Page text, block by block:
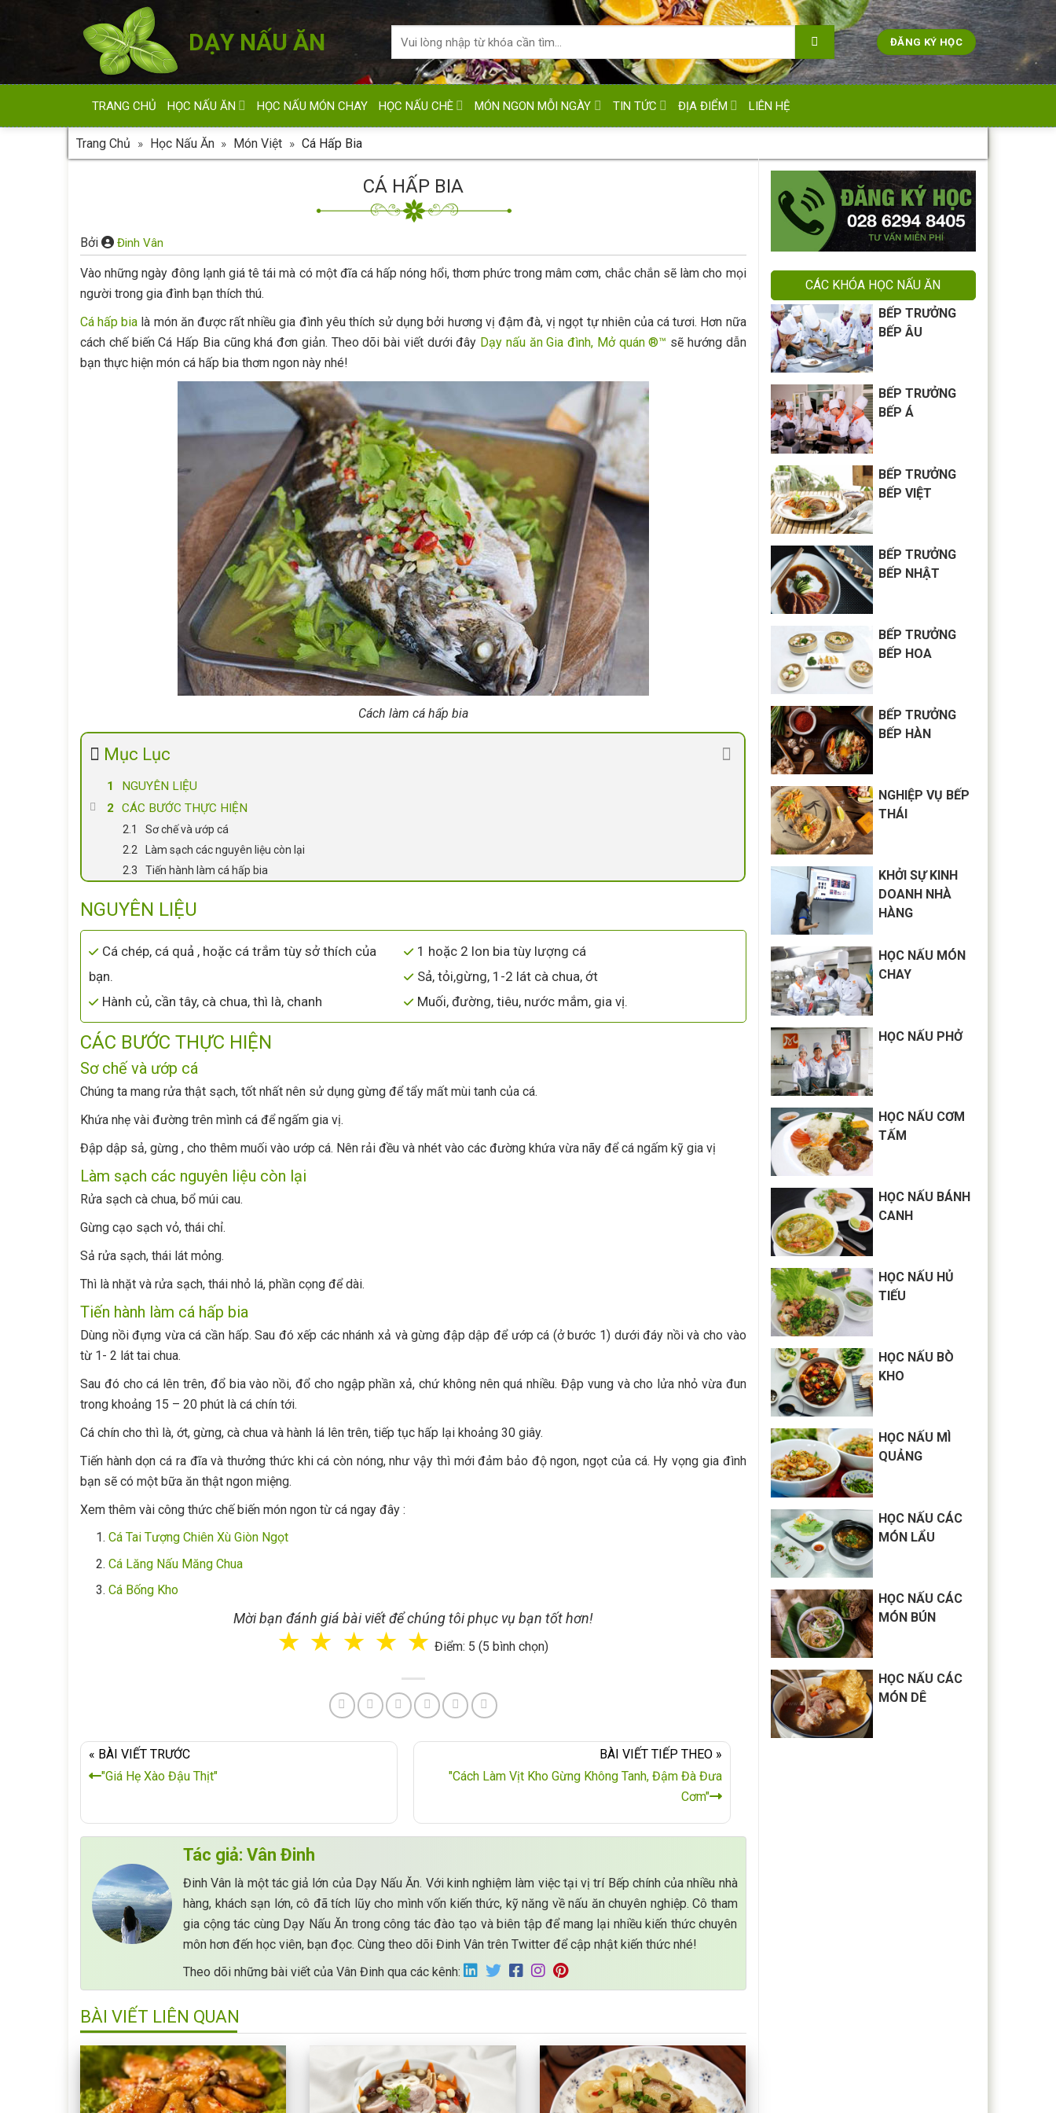
DẠY NẤU ĂN ĐĂNG KÝ HỌC
TRANG CHỦ HỌC NẤU ĂN HỌC NẤU MÓN CHAY HỌC NẤU CHÈ MÓN NGON MỖI NGÀY TIN TỨC ĐỊA ĐIỂM LIÊN HỆ
Trang Chủ » Học Nấu Ăn » Món Việt » Cá Hấp Bia
CÁ HẤP BIA
Bởi Đinh Vân
Vào những ngày đông lạnh giá tê tái mà có một đĩa cá hấp nóng hổi, thơm phức trong mâm cơm, chắc chắn sẽ làm cho mọi
người trong gia đình bạn thích thú.
Cá hấp bia là món ăn được rất nhiều gia đình yêu thích sử dụng bởi hương vị đậm đà, vị ngọt tự nhiên của cá tươi. Hơn nữa
cách chế biến Cá Hấp Bia cũng khá đơn giản. Theo dõi bài viết dưới đây Dạy nấu ăn Gia đình, Mở quán ®™ sẽ hướng dẫn
bạn thực hiện món cá hấp bia thơm ngon này nhé!
Cách làm cá hấp bia
Mục Lục
NGUYÊN LIỆU
CÁC BƯỚC THỰC HIỆN
Sơ chế và ướp cá
Làm sạch các nguyên liệu còn lại
Tiến hành làm cá hấp bia
NGUYÊN LIỆU
Cá chép, cá quả , hoặc cá trắm tùy sở thích của
bạn.
1 hoặc 2 lon bia tùy lượng cá
Sả, tỏi,gừng, 1-2 lát cà chua, ớt
Hành củ, cần tây, cà chua, thì là, chanh
Muối, đường, tiêu, nước mắm, gia vị.
CÁC BƯỚC THỰC HIỆN
Sơ chế và ướp cá
Chúng ta mang rửa thật sạch, tốt nhất nên sử dụng gừng để tẩy mất mùi tanh của cá.
Khứa nhẹ vài đường trên mình cá để ngấm gia vị.
Đập dập sả, gừng , cho thêm muối vào ướp cá. Nên rải đều và nhét vào các đường khứa vừa nãy để cá ngấm kỹ gia vị
Làm sạch các nguyên liệu còn lại
Rửa sạch cà chua, bổ múi cau.
Gừng cạo sạch vỏ, thái chỉ.
Sả rửa sạch, thái lát mỏng.
Thì là nhặt và rửa sạch, thái nhỏ lá, phần cọng để dài.
Tiến hành làm cá hấp bia
Dùng nồi đựng vừa cá cần hấp. Sau đó xếp các nhánh xả và gừng đập dập để ướp cá (ở bước 1) dưới đáy nồi và cho vào
từ 1- 2 lát tai chua.
Sau đó cho cá lên trên, đổ bia vào nồi, đổ cho ngập phần xả, chứ không nên quá nhiều. Đập vung và cho lửa nhỏ vừa đun
trong khoảng 15 – 20 phút là cá chín tới.
Cá chín cho thì là, ớt, gừng, cà chua và hành lá lên trên, tiếp tục hấp lại khoảng 30 giây.
Tiến hành dọn cá ra đĩa và thưởng thức khi cá còn nóng, như vậy thì mới đảm bảo độ ngon, ngọt của cá. Hy vọng gia đình
bạn sẽ có một bữa ăn thật ngon miệng.
Xem thêm vài công thức chế biến món ngon từ cá ngay đây :
Cá Tai Tượng Chiên Xù Giòn Ngọt
Cá Lăng Nấu Măng Chua
Cá Bống Kho
Mời bạn đánh giá bài viết để chúng tôi phục vụ bạn tốt hơn!
☆
☆
☆
☆
☆ Điểm: 5 (5 bình chọn)
« BÀI VIẾT TRƯỚC
"Giá Hẹ Xào Đậu Thịt"
BÀI VIẾT TIẾP THEO »
"Cách Làm Vịt Kho Gừng Không Tanh, Đậm Đà Đưa
Cơm"
Tác giả: Vân Đinh
Đinh Vân là một tác giả lớn của Dạy Nấu Ăn. Với kinh nghiệm làm việc tại vị trí Bếp chính của nhiều nhà
hàng, khách sạn lớn, cô đã tích lũy cho mình vốn kiến thức, kỹ năng về nấu ăn chuyên nghiệp. Cô tham
gia cộng tác cùng Dạy Nấu Ăn trong công tác đào tạo và biên tập để mang lại nhiều kiến thức chuyên
môn hơn đến học viên, bạn đọc. Cùng theo dõi Đinh Vân trên Twitter để cập nhật kiến thức nhé!
Theo dõi những bài viết của Vân Đinh qua các kênh:
BÀI VIẾT LIÊN QUAN
CÁC KHÓA HỌC NẤU ĂN
BẾP TRƯỞNG
BẾP ÂU
BẾP TRƯỞNG
BẾP Á
BẾP TRƯỞNG
BẾP VIỆT
BẾP TRƯỞNG
BẾP NHẬT
BẾP TRƯỞNG
BẾP HOA
BẾP TRƯỞNG
BẾP HÀN
NGHIỆP VỤ BẾP
THÁI
KHỞI SỰ KINH
DOANH NHÀ
HÀNG
HỌC NẤU MÓN
CHAY
HỌC NẤU PHỞ
HỌC NẤU CƠM
TẤM
HỌC NẤU BÁNH
CANH
HỌC NẤU HỦ
TIẾU
HỌC NẤU BÒ
KHO
HỌC NẤU MÌ
QUẢNG
HỌC NẤU CÁC
MÓN LẨU
HỌC NẤU CÁC
MÓN BÚN
HỌC NẤU CÁC
MÓN DÊ